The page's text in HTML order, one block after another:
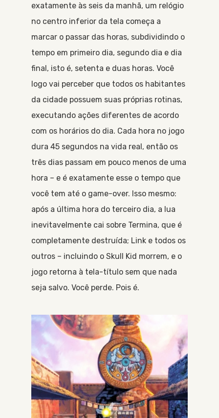
exatamente às seis da manhã, um relógio
no centro inferior da tela começa a
marcar o passar das horas, subdividindo o
tempo em primeiro dia, segundo dia e dia
final, isto é, setenta e duas horas. Você
logo vai perceber que todos os habitantes
da cidade possuem suas próprias rotinas,
executando ações diferentes de acordo
com os horários do dia. Cada hora no jogo
dura 45 segundos na vida real, então os
três dias passam em pouco menos de uma
hora – e é exatamente esse o tempo que
você tem até o game-over. Isso mesmo:
após a última hora do terceiro dia, a lua
inevitavelmente cai sobre Termina, que é
completamente destruída; Link e todos os
outros – incluindo o Skull Kid morrem, e o
jogo retorna à tela-título sem que nada
seja salvo. Você perde. Pois é.